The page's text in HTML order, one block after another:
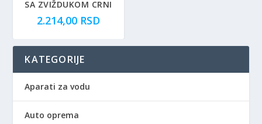
SA ZVIŽDUKOM CRNI
2.214,00 RSD
KATEGORIJE
Aparati za vodu
Auto oprema